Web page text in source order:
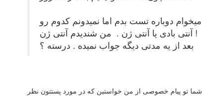
میخوام دوباره تست بدم اما نمیدونم کدوم رو
! آنتی بادی یا آنتی ژن . من شندیدم آنتی ژن
بعد از یه مدتی دیگه جواب نمیده . درسته ؟
شما تو پیام خصوصی از من خواستین که در مورد پستتون نظر